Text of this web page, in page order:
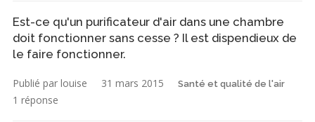
Est-ce qu'un purificateur d'air dans une chambre
doit fonctionner sans cesse ? Il est dispendieux de
le faire fonctionner.
Publié par louise 31 mars 2015 Santé et qualité de l'air
1 réponse